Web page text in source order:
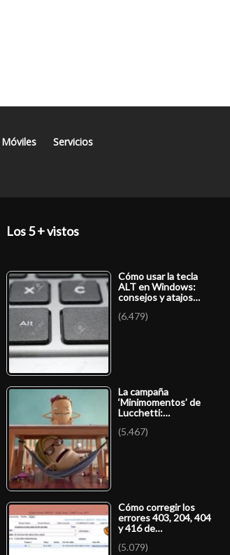
Móviles Servicios
Los 5 + vistos
Cómo usar la tecla
ALT en Windows:
consejos y atajos…
(6.479)
La campaña
‘Minimomentos’ de
Lucchetti:…
(5.467)
Cómo corregir los
errores 403, 204, 404
y 416 de…
(5.079)